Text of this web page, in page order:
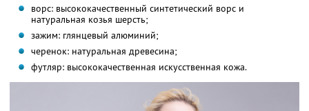
ворс: высококачественный синтетический ворс и
натуральная козья шерсть;
зажим: глянцевый алюминий;
черенок: натуральная древесина;
футляр: высококачественная искусственная кожа.